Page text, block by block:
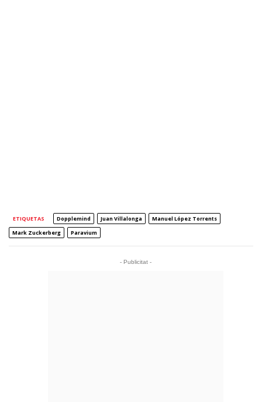
ETIQUETAS Dopplemind Juan Villalonga
Manuel López Torrents
Mark Zuckerberg
Paravium
- Publicitat -